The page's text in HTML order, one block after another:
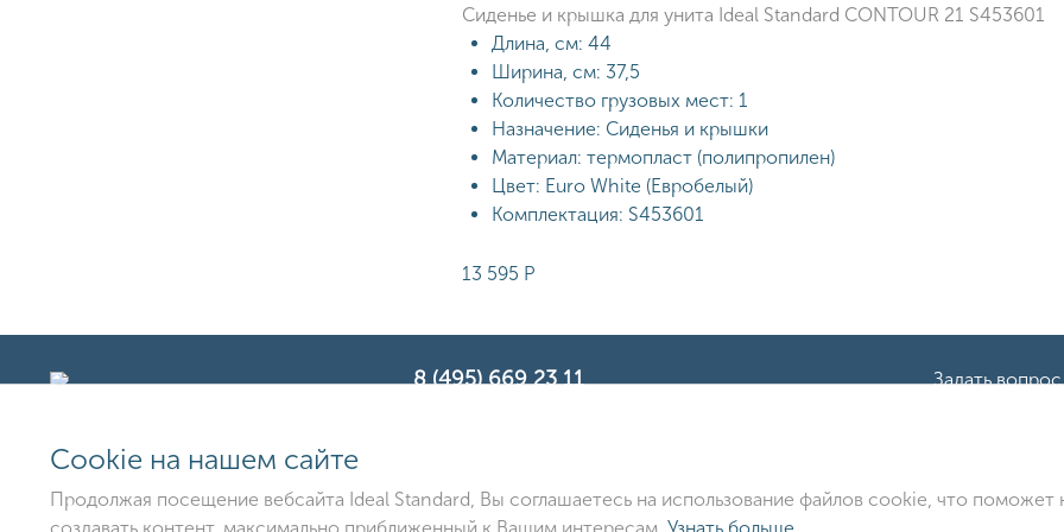
Сиденье и крышка для унита Ideal Standard CONTOUR 21 S453601
Длина, см: 44
Ширина, см: 37,5
Количество грузовых мест: 1
Назначение: Сиденья и крышки
Материал: термопласт (полипропилен)
Цвет: Euro White (Евробелый)
Комплектация: S453601
13 595 Р
8 (495) 669 23 11 Задать вопрос
Юр. адрес: 115162, г. Москва, Шаболовка ул., д. 31 Б
Использование данного сайта является предметом нашихПоложения и Условия
Сookie на нашем сайте
Продолжая посещение вебсайта Ideal Standard, Вы соглашаетесь на использование файлов cookie, что поможет